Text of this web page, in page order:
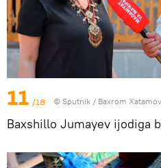
11 /18 © Sputnik / Baxrom Xatamov
Baxshillo Jumayev ijodiga